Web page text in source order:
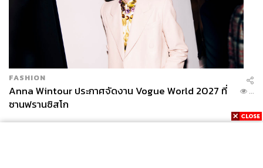
FASHION
Anna Wintour ประกาศจัดงาน Vogue World 2027 ที่
ซานฟรานซิสโก
...